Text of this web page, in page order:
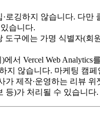
깅하지 않습니다. 다
습니다.
구에는 가명 식별자(회
Vercel Web Analytics
지 않습니다. 마케팅 캠
제작·운영하는 리뷰
등)가 처리될 수 있습니다.